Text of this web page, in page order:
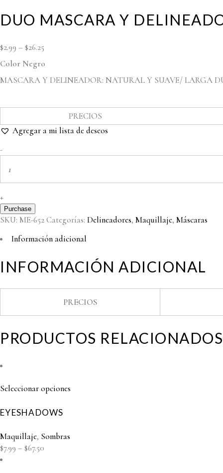
DUO MASCARA Y
$2.99 – $26.25
Color Negro
MASCARA Y DELINEADOR: NATURAL Y SUAVE/ LARGA
PRECIOS
Agregar a mi lista de deseos
DUO
DELINEADOR
quantity
-
+
Purchase
SKU: ME-652Categorías: Delineadores, Maquillaje, Máscaras
Información adicional
INFORMACIÓN ADICIONAL
PRECIOS
PRODUCTOS RELACIONADOS
Seleccionar opciones
EYESHADOWS
Maquillaje, Sombras
$7.99 – $67.50